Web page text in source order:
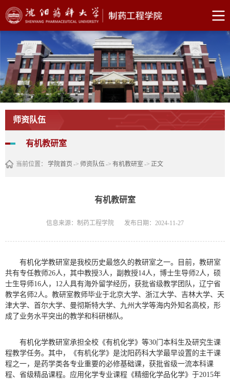
师资队伍
有机教研室
当前位置： 学院首页 -> 师资队伍-> 有机教研室 -> 正文
有机教研室
信息来源：制药工程学院 发布日期：2024-11-27
有机化学教研室是我校历史最悠久的教研室之一。目前，教研室
共有专任教师26人，其中教授3人，副教授14人，博士生导师2人，硕
士生导师16人，12人具有海外留学经历，获批省级教学团队，辽宁省
教学名师2人。教研室教师毕业于北京大学、浙江大学、吉林大学、天
津大学、首尔大学、曼彻斯特大学、九州大学等海内外知名高校，形
成了业务水平突出的教学和科研梯队。
有机化学教研室承担全校《有机化学》等30门本科生及研究生课
程教学任务。其中，《有机化学》是沈阳药科大学最早设置的主干课
程之一，是药学类各专业重要的必修基础课，获批省级一流本科课
程、省级精品课程。应用化学专业课程《精细化学品化学》于2015年